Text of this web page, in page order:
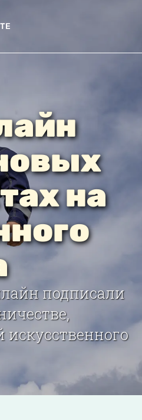
на
подписали